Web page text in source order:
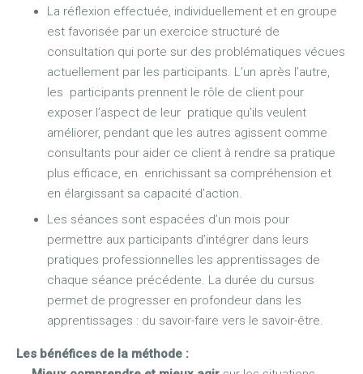
La réflexion effectuée, individuellement et en groupe
est favorisée par un exercice structuré de
consultation qui porte sur des problématiques vécues
actuellement par les participants. L’un après l’autre,
les participants prennent le rôle de client pour
exposer l’aspect de leur pratique qu’ils veulent
améliorer, pendant que les autres agissent comme
consultants pour aider ce client à rendre sa pratique
plus efficace, en enrichissant sa compréhension et
en élargissant sa capacité d’action.
Les séances sont espacées d’un mois pour
permettre aux participants d’intégrer dans leurs
pratiques professionnelles les apprentissages de
chaque séance précédente. La durée du cursus
permet de progresser en profondeur dans les
apprentissages : du savoir-faire vers le savoir-être.
Les bénéfices de la méthode :